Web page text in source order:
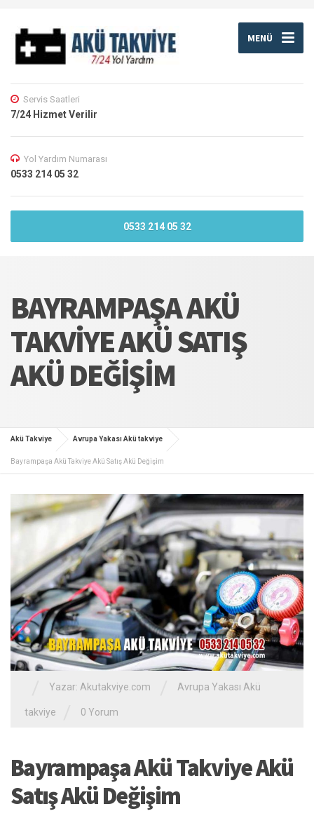
MENÜ
Servis Saatleri
7/24 Hizmet Verilir
Yol Yardım Numarası
0533 214 05 32
0533 214 05 32
BAYRAMPAŞA AKÜ
TAKVIYE AKÜ SATIŞ
AKÜ DEĞIŞIM
Akü Takviye Avrupa Yakası Akü takviye
Bayrampaşa Akü Takviye Akü Satış Akü Değişim
Yazar: Akutakviye.com Avrupa Yakası Akü
takviye 0 Yorum
Bayrampaşa Akü Takviye Akü
Satış Akü Değişim